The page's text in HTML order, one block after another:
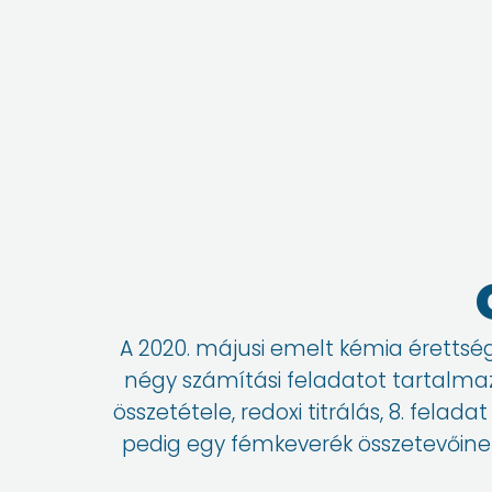
A 2020. májusi emelt kémia
négy számítási feladatot
összetétele, redoxi titrálás, 8.
pedig egy fémkeverék